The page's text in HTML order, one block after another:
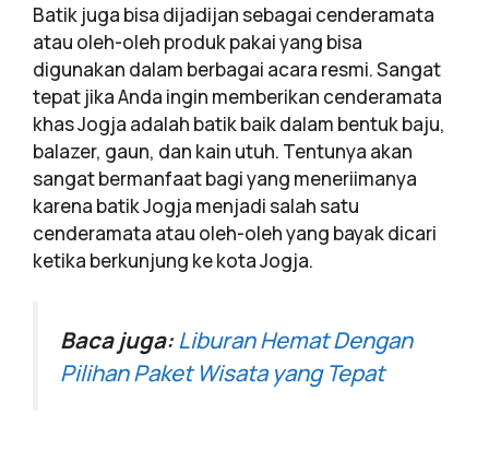
Batik juga bisa dijadijan sebagai cenderamata
atau oleh-oleh produk pakai yang bisa
digunakan dalam berbagai acara resmi. Sangat
tepat jika Anda ingin memberikan cenderamata
khas Jogja adalah batik baik dalam bentuk baju,
balazer, gaun, dan kain utuh. Tentunya akan
sangat bermanfaat bagi yang meneriimanya
karena batik Jogja menjadi salah satu
cenderamata atau oleh-oleh yang bayak dicari
ketika berkunjung ke kota Jogja.
Baca juga:Liburan Hemat Dengan
Pilihan Paket Wisata yang Tepat